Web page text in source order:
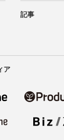
記事
ア